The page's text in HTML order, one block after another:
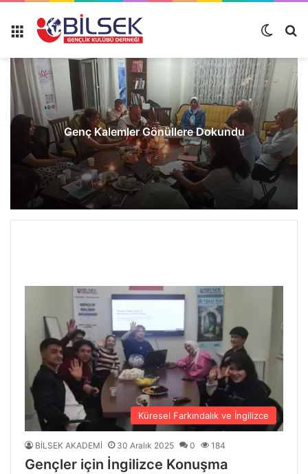
Genç Kalemler Gönüllere Dokundu
Küresel Farkındalık ve İngilizce
BİLSEK AKADEMİ 30 Aralık 2025 0 184
Gençler için İngilizce Konuşma